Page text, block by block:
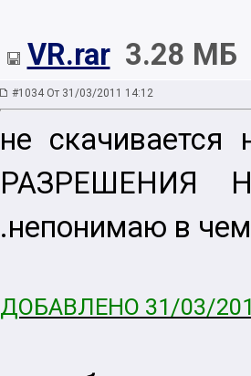
VR.rar 3.28 МБ
#1034 От 31/03/2011 14:12
не
РАЗРЕШЕНИЯ
.непонимаю в
ДОБАВЛЕНО 31/03/